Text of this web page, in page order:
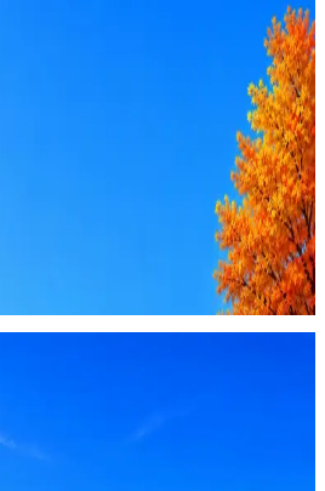
просит войти через
прислать код или пароль,
деньги — это мошенники.
с AI: рынки, позиции, вилка, каналы